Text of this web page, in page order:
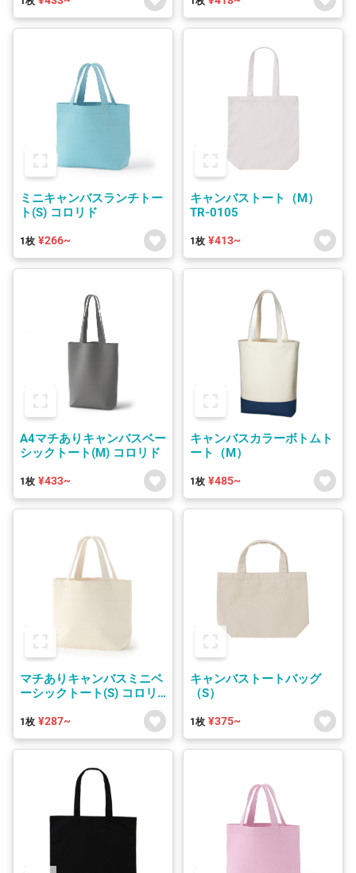
ミニキャンバスランチトー
ト(S) コロリド
1枚 ¥266~
キャンバストート（M）
TR-0105
1枚 ¥413~
A4マチありキャンバスベー
シックトート(M) コロリド
1枚 ¥433~
キャンバスカラーボトムト
ート（M）
1枚 ¥485~
マチありキャンバスミニベ
ーシックトート(S) コロリ
1枚 ¥287~
キャンバストートバッグ
（S）
1枚 ¥375~